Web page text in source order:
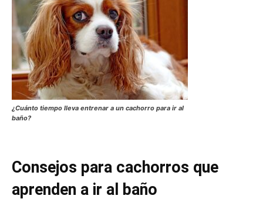
¿Cuánto tiempo lleva entrenar a un cachorro para ir al
baño?
Consejos para cachorros que
aprenden a ir al baño